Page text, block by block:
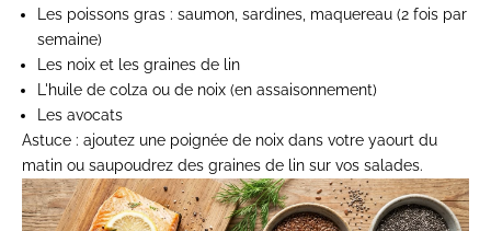
Les poissons gras : saumon, sardines, maquereau (2 fois par
semaine)
Les noix et les graines de lin
L'huile de colza ou de noix (en assaisonnement)
Les avocats
Astuce : ajoutez une poignée de noix dans votre yaourt du
matin ou saupoudrez des graines de lin sur vos salades.